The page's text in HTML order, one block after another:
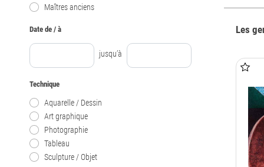
Maîtres anciens
Date de / à
jusqu’à
Technique
Aquarelle / Dessin
Art graphique
Photographie
Tableau
Sculpture / Objet
Les